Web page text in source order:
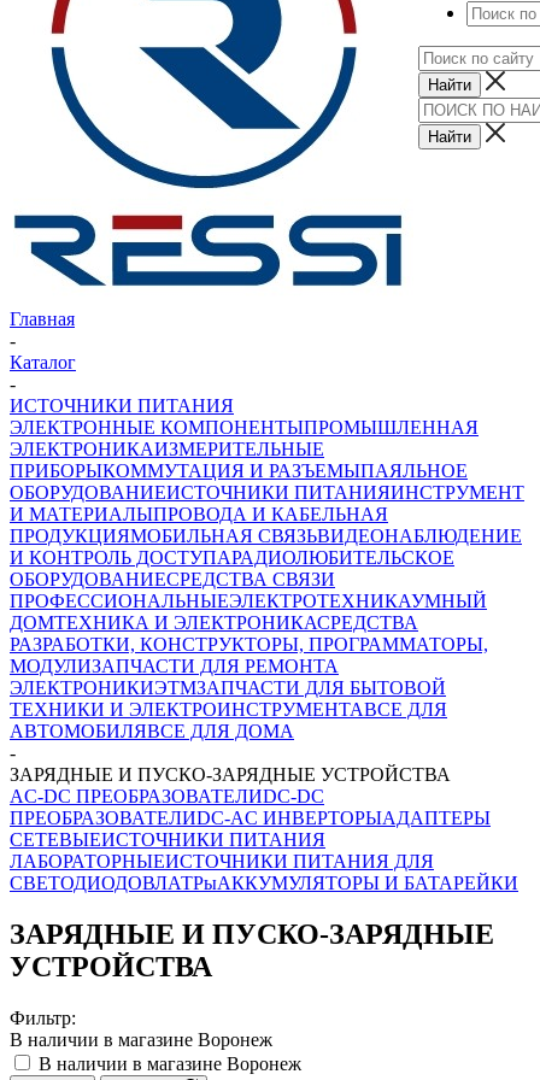
Главная
-
Каталог
-
ИСТОЧНИКИ ПИТАНИЯ
ЭЛЕКТРОННЫЕ КОМПОНЕНТЫПРОМЫШЛЕННАЯ
ЭЛЕКТРОНИКАИЗМЕРИТЕЛЬНЫЕ
ПРИБОРЫКОММУТАЦИЯ И РАЗЪЕМЫПАЯЛЬНОЕ
ОБОРУДОВАНИЕИСТОЧНИКИ ПИТАНИЯИНСТРУМЕНТ
И МАТЕРИАЛЫПРОВОДА И КАБЕЛЬНАЯ
ПРОДУКЦИЯМОБИЛЬНАЯ СВЯЗЬВИДЕОНАБЛЮДЕНИЕ
И КОНТРОЛЬ ДОСТУПАРАДИОЛЮБИТЕЛЬСКОЕ
ОБОРУДОВАНИЕСРЕДСТВА СВЯЗИ
ПРОФЕССИОНАЛЬНЫЕЭЛЕКТРОТЕХНИКАУМНЫЙ
ДОМТЕХНИКА И ЭЛЕКТРОНИКАСРЕДСТВА
РАЗРАБОТКИ, КОНСТРУКТОРЫ, ПРОГРАММАТОРЫ,
МОДУЛИЗАПЧАСТИ ДЛЯ РЕМОНТА
ЭЛЕКТРОНИКИЭТМЗАПЧАСТИ ДЛЯ БЫТОВОЙ
ТЕХНИКИ И ЭЛЕКТРОИНСТРУМЕНТАВСЕ ДЛЯ
АВТОМОБИЛЯВСЕ ДЛЯ ДОМА
-
ЗАРЯДНЫЕ И ПУСКО-ЗАРЯДНЫЕ УСТРОЙСТВА
AC-DC ПРЕОБРАЗОВАТЕЛИDC-DC
ПРЕОБРАЗОВАТЕЛИDC-AC ИНВЕРТОРЫАДАПТЕРЫ
СЕТЕВЫЕИСТОЧНИКИ ПИТАНИЯ
ЛАБОРАТОРНЫЕИСТОЧНИКИ ПИТАНИЯ ДЛЯ
СВЕТОДИОДОВЛАТРыАККУМУЛЯТОРЫ И БАТАРЕЙКИ
ЗАРЯДНЫЕ И ПУСКО-ЗАРЯДНЫЕ
УСТРОЙСТВА
Фильтр:
В наличии в магазине Воронеж
В наличии в магазине Воронеж